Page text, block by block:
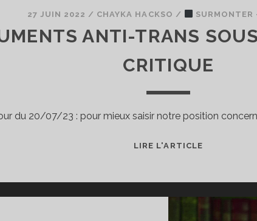
LA
DISCRIMINATION ?
L’AMBIGUÏTÉ
27 JUIN 2022 / CHAYKA HACKSO / SURMONTER
ANTI-TRANS
CRITIQUE
du 20/07/23 : pour mieux saisir notre position
LIRE L'ARTICLE